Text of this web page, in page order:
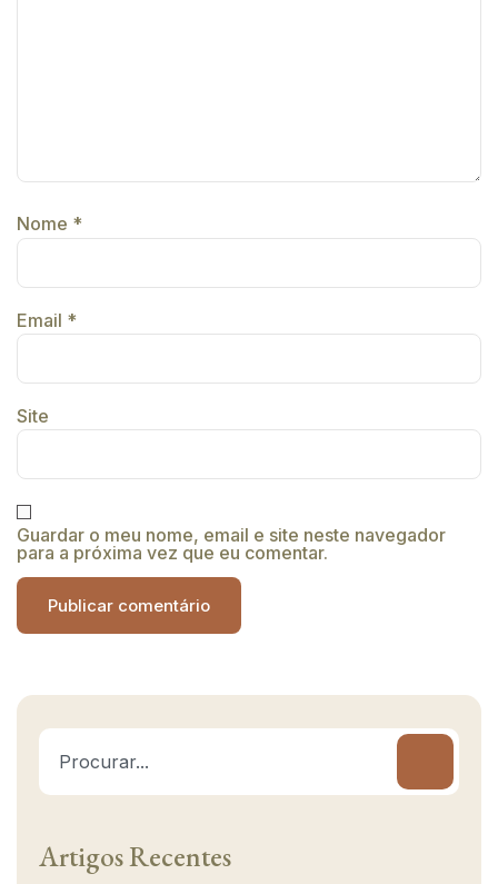
Nome *
Email *
Site
Guardar o meu nome, email e site neste navegador
para a próxima vez que eu comentar.
Artigos Recentes